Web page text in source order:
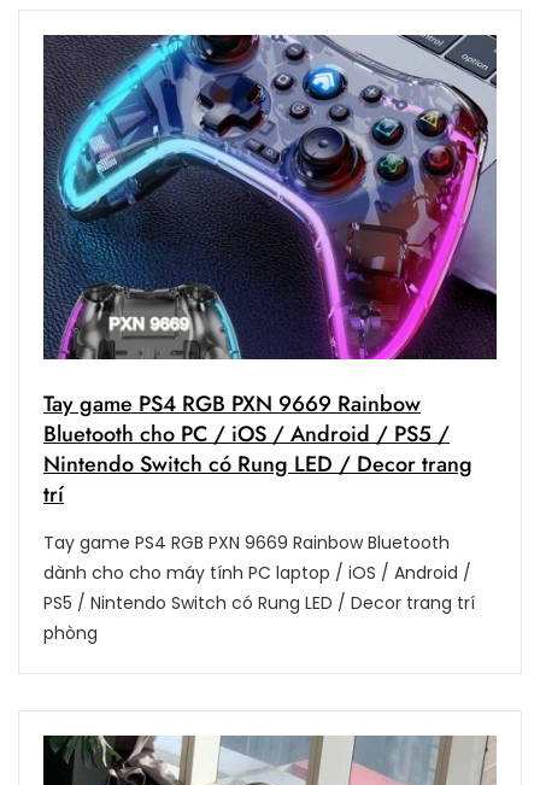
Tay game PS4 RGB PXN 9669 Rainbow
Bluetooth cho PC / iOS / Android / PS5 /
Nintendo Switch có Rung LED / Decor trang
trí
Tay game PS4 RGB PXN 9669 Rainbow Bluetooth
dành cho cho máy tính PC laptop / iOS / Android /
PS5 / Nintendo Switch có Rung LED / Decor trang trí
phòng